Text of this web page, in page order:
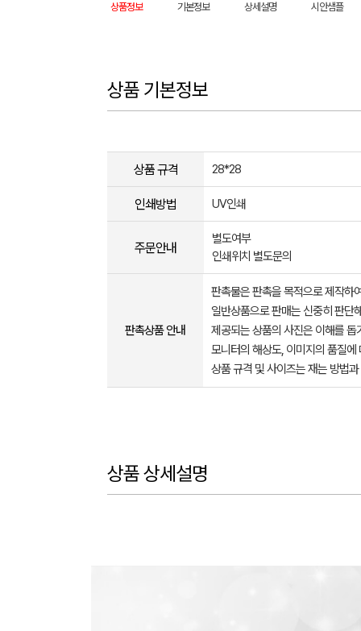
상품정보 기본정보 상세설명 시안샘플
상품 기본정보
상품 규격 28*28
인쇄방법 UV인쇄
주문안내
별도여부
인쇄위치 별도문의
판촉상품 안내
판촉물은 판촉을 목적으로 제작하
일반상품으로 판매는 신중히 판단
제공되는 상품의 사진은 이해를
모니터의 해상도, 이미지의 품질
상품 규격 및 사이즈는 재는 방법
상품 상세설명